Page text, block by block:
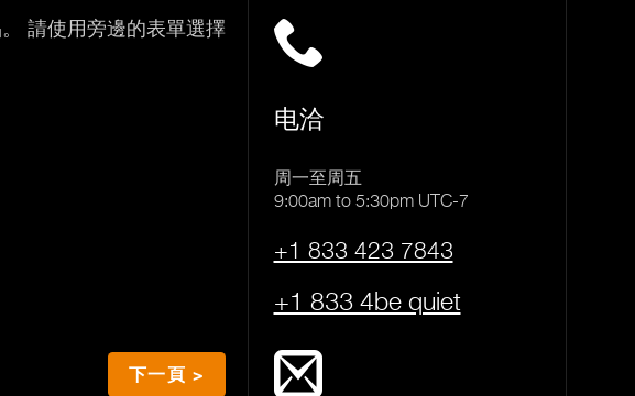
請使用旁邊的表單選擇
下一頁 >
电洽
周一至周五
9:00am to 5:30pm UTC-7
+1 833 423 7843
+1 833 4be quiet